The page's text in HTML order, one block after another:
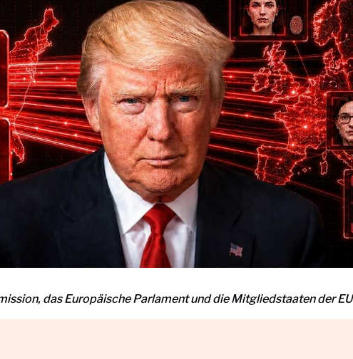
das Europäische Parlament und die Mitgliedstaaten der EU